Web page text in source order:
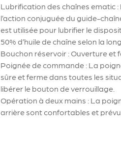
Lubrification des chaînes ematic :
l’action conjuguée du guide-
est utilisée pour lubrifier le
50% d’huile de chaîne selon la
Bouchon réservoir : Ouverture et
Poignée de commande : La
sûre et ferme dans toutes les
libérer le bouton de verrouillage.
Opération à deux mains : La
arrière sont confortables et